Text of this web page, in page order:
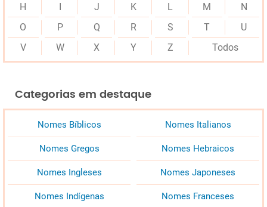
H
I J K L M
N
O
P Q R S T
U
V
W X Y Z Todos
Categorias em destaque
Nomes Bíblicos Nomes Italianos
Nomes Gregos Nomes Hebraicos
Nomes Ingleses Nomes Japoneses
Nomes Indígenas Nomes Franceses